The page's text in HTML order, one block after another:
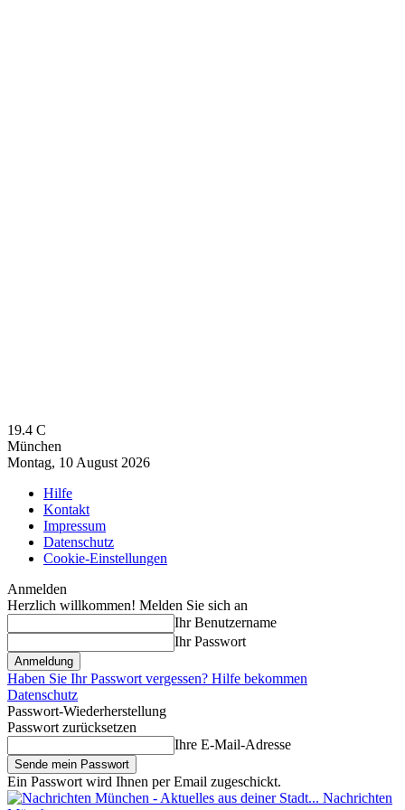
19.4 C
München
Montag, 10 August 2026
Hilfe
Kontakt
Impressum
Datenschutz
Cookie-Einstellungen
Anmelden
Herzlich willkommen! Melden Sie sich an
Ihr Benutzername
Ihr Passwort
Haben Sie Ihr Passwort vergessen? Hilfe bekommen
Datenschutz
Passwort-Wiederherstellung
Passwort zurücksetzen
Ihre E-Mail-Adresse
Ein Passwort wird Ihnen per Email zugeschickt.
Nachrichten